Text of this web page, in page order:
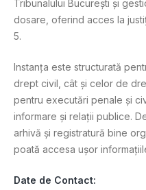
Tribunalului București și
dosare, oferind acces la
5.
Instanța este structurată
drept civil, cât și celor de
pentru executări penale și
informare și relații publice.
arhivă și registratură bine
poată accesa ușor
Date de Contact: